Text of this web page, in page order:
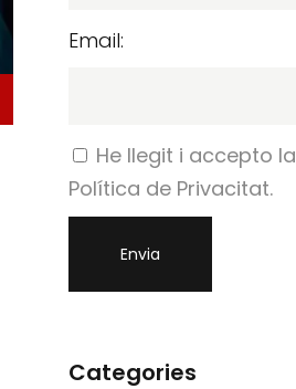
Email:
He llegit i accepto la
Política de Privacitat.
Categories